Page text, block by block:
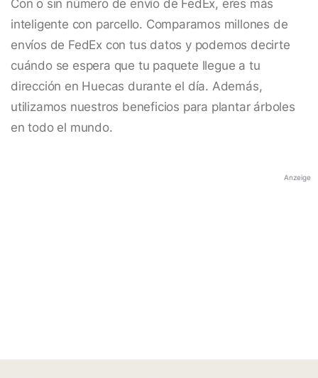
Con o sin número de envío de FedEx, eres más
inteligente con parcello. Comparamos millones de
envíos de FedEx con tus datos y podemos decirte
cuándo se espera que tu paquete llegue a tu
dirección en Huecas durante el día. Además,
utilizamos nuestros beneficios para plantar árboles
en todo el mundo.
Anzeige